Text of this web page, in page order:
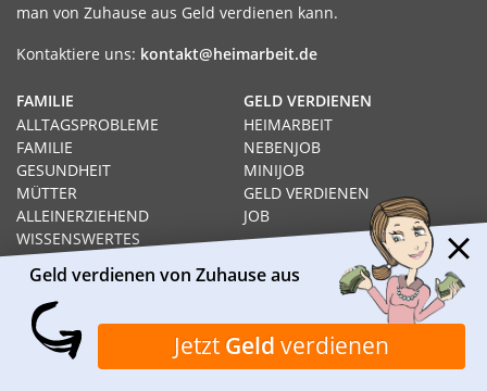
man von Zuhause aus Geld verdienen kann.
Kontaktiere uns: kontakt@heimarbeit.de
GELD VERDIENEN
HEIMARBEIT
NEBENJOB
MINIJOB
GELD VERDIENEN
JOB
GELD VERDIENEN VON
PRODUKTTESTS
SCHNELL GELD VERDIENEN
FAMILIE
ALLTAGSPROBLEME
FAMILIE
GESUNDHEIT
MÜTTER
ALLEINERZIEHEND
WISSENSWERTES
RECHT
SOZIALHILFE
HARTZ IV
ARBEITSLOS
Geld verdienen von Zuhause aus
Jetzt Geld verdienen